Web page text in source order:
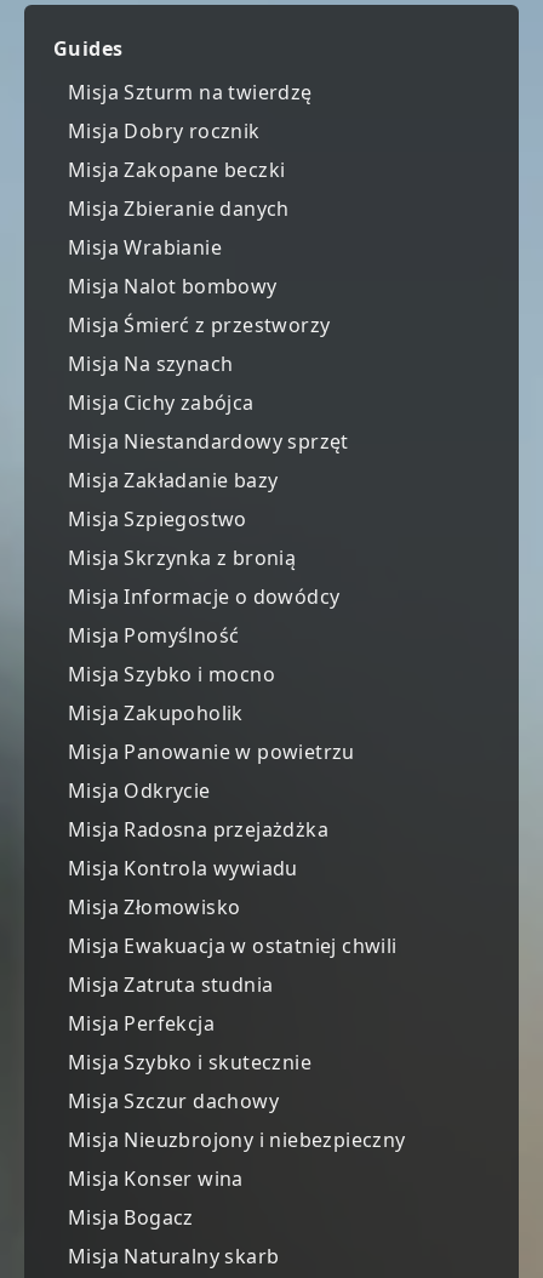
Guides
Misja Szturm na twierdzę
Misja Dobry rocznik
Misja Zakopane beczki
Misja Zbieranie danych
Misja Wrabianie
Misja Nalot bombowy
Misja Śmierć z przestworzy
Misja Na szynach
Misja Cichy zabójca
Misja Niestandardowy sprzęt
Misja Zakładanie bazy
Misja Szpiegostwo
Misja Skrzynka z bronią
Misja Informacje o dowódcy
Misja Pomyślność
Misja Szybko i mocno
Misja Zakupoholik
Misja Panowanie w powietrzu
Misja Odkrycie
Misja Radosna przejażdżka
Misja Kontrola wywiadu
Misja Złomowisko
Misja Ewakuacja w ostatniej chwili
Misja Zatruta studnia
Misja Perfekcja
Misja Szybko i skutecznie
Misja Szczur dachowy
Misja Nieuzbrojony i niebezpieczny
Misja Konser wina
Misja Bogacz
Misja Naturalny skarb